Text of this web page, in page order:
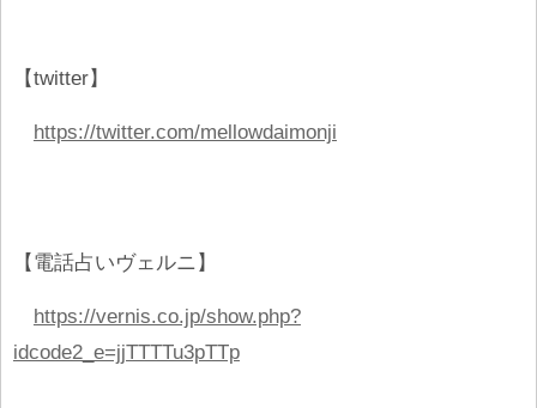
【twitter】
https://twitter.com/mellowdaimonji
【電話占いヴェルニ】
https://vernis.co.jp/show.php?
idcode2_e=jjTTTTu3pTTp